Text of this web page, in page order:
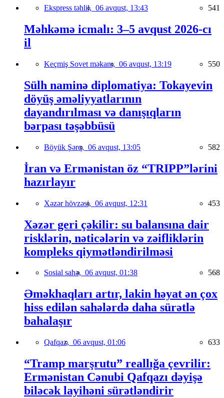
Ekspress təhlil, 06 avqust, 13:43 541
Məhkəmə icmalı: 3–5 avqust 2026-cı
il
Keçmiş Sovet məkanı, 06 avqust, 13:19 550
Sülh naminə diplomatiya: Tokayevin
döyüş əməliyyatlarının
dayandırılması və danışıqların
bərpası təşəbbüsü
Böyük Şərq, 06 avqust, 13:05 582
İran və Ermənistan öz “TRIPP”lərini
hazırlayır
Xəzər hövzəsi, 06 avqust, 12:31 453
Xəzər geri çəkilir: su balansına dair
risklərin, nəticələrin və zəifliklərin
kompleks qiymətləndirilməsi
Sosial sahə, 06 avqust, 01:38 568
Əməkhaqları artır, lakin həyat ən çox
hiss edilən sahələrdə daha sürətlə
bahalaşır
Qafqaz, 06 avqust, 01:06 633
“Tramp marşrutu” reallığa çevrilir:
Ermənistan Cənubi Qafqazı dəyişə
biləcək layihəni sürətləndirir